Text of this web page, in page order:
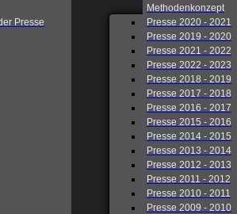
Methodenkonzept
Presse
Presse 2020 - 2021
Presse 2019 - 2020
Presse 2021 - 2022
Presse 2022 - 2023
Presse 2018 - 2019
Presse 2017 - 2018
Presse 2016 - 2017
Presse 2015 - 2016
Presse 2014 - 2015
Presse 2013 - 2014
Presse 2012 - 2013
Presse 2011 - 2012
Presse 2010 - 2011
Presse 2009 - 2010